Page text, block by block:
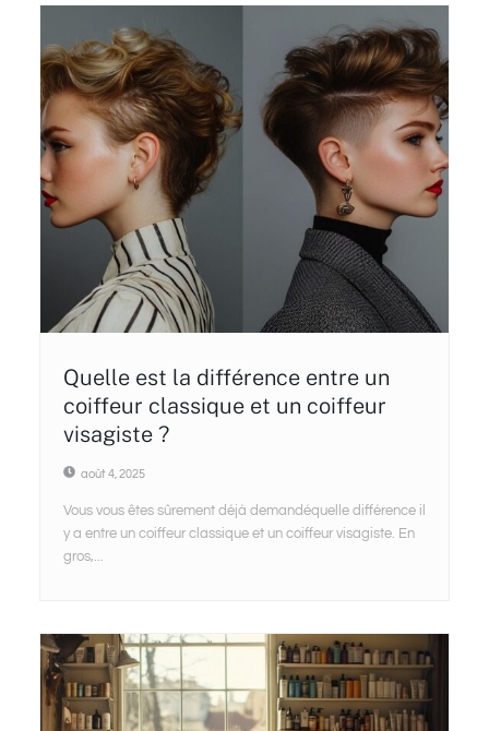
Quelle est la différence entre un
coiffeur classique et un coiffeur
visagiste ?
août 4, 2025
Vous vous êtes sûrement déjà demandéquelle différence il
y a entre un coiffeur classique et un coiffeur visagiste. En
gros,...